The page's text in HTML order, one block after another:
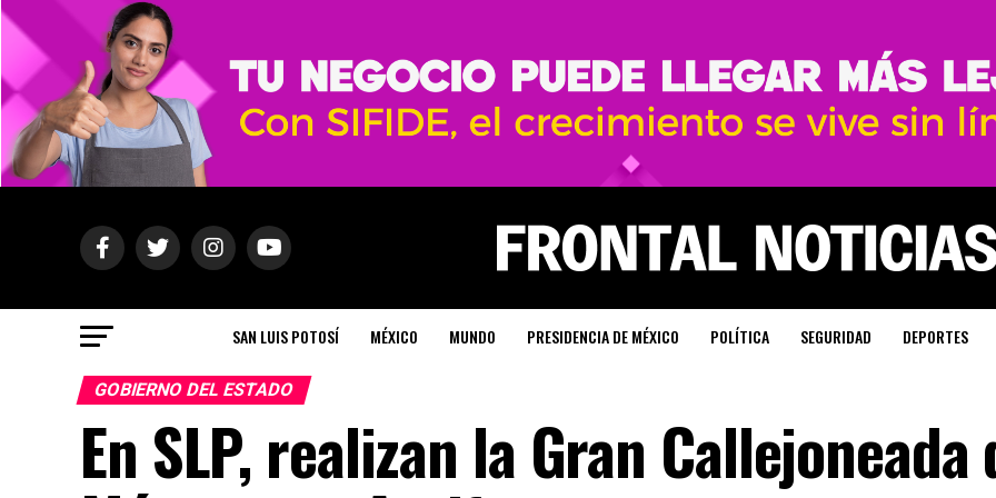
SAN LUIS POTOSÍ MÉXICO MUNDO PRESIDENCIA DE MÉXICO POLÍTICA SEGURIDAD DEPORTES
GOBIERNO DEL ESTADO
En SLP, realizan la Gran Callejoneada